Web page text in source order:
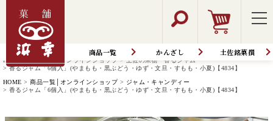
商品一覧 かんざし 土佐銘菓撰
HOME 商品一覧│オンラインショップ
土佐の果物 香るジャム
香るジャム「6個入」(やまもも・黒ぶどう・ゆず・文旦・すもも・小夏)【4834】
HOME 商品一覧│オンラインショップ
ジャム・キャンディー
香るジャム「6個入」(やまもも・黒ぶどう・ゆず・文旦・すもも・小夏)【4834】